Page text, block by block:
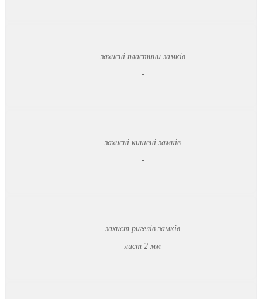
захисні пластини замків
-
захисні кишені замків
-
захист ригелів замків
лист 2 мм